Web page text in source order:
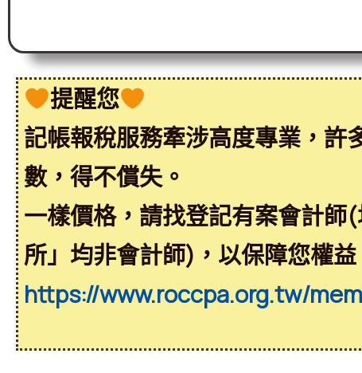
提醒您
記帳報稅服務牽涉高度專業，許
數，得不償失。
一樣價格，請找登記有案會計師
所」均非會計師)，以保障您權
https://www.roccpa.org.tw/